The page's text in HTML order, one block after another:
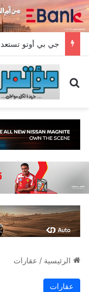
بحث عن
الرئيسية / عقارات
عقارات